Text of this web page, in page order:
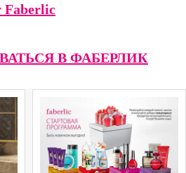
Faberlic
В ФАБЕРЛИК